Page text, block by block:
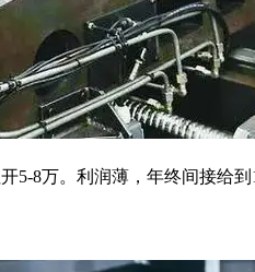
5-8万。利润薄，年终间接给